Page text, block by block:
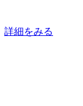
詳細をみる